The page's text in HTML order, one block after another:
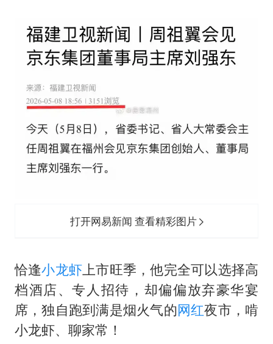
打开网易新闻 查看精彩图片
恰逢小龙虾上市旺季，他完全可以选择高
档酒店、专人招待，却偏偏放弃豪华宴
席，独自跑到满是烟火气的网红夜市，啃
小龙虾、聊家常！